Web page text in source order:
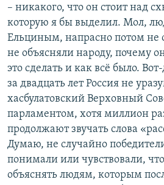
– никакого, что он стоит над
которую я бы выделил. Мол,
Ельциным, напрасно потом не
не объясняли народу, почему
это сделать и как всё было.
за двадцать лет Россия не
хасбулатовский Верховный
парламентом, хотя миллион
продолжают звучать слова
Думаю, не случайно
понимали или чувствовали,
объяснять людям, которым